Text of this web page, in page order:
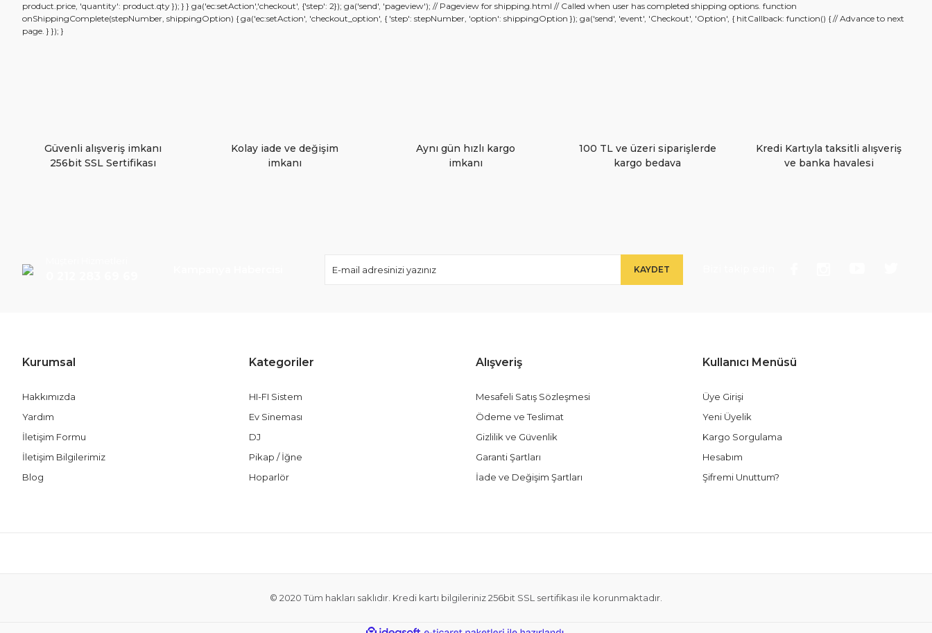
Ürün resmi kalitesiz, bozuk veya görüntülenemiyor.
Bu ürüne benzer farklı alternatifler olmalı.
product.price, 'quantity': product.qty }); } } ga('ec:setAction','checkout', {'step': 2}); ga('send', 'pageview'); // Pageview for shipping.html // Called when user has completed shipping options. function
onShippingComplete(stepNumber, shippingOption) { ga('ec:setAction', 'checkout_option', { 'step': stepNumber, 'option': shippingOption }); ga('send', 'event', 'Checkout', 'Option', { hitCallback: function() { // Advance to next
page. } }); }
Güvenli alışveriş imkanı
256bit SSL Sertifikası
Kolay iade ve değişim
imkanı
Aynı gün hızlı kargo
imkanı
100 TL ve üzeri siparişlerde
kargo bedava
Kredi Kartıyla taksitli alışveriş
ve banka havalesi
KAYDET
Kurumsal
Hakkımızda
Yardım
İletişim Formu
İletişim Bilgilerimiz
Blog
Kategoriler
HI-FI Sistem
Ev Sineması
DJ
Pikap / İğne
Hoparlör
Alışveriş
Mesafeli Satış Sözleşmesi
Ödeme ve Teslimat
Gizlilik ve Güvenlik
Garanti Şartları
İade ve Değişim Şartları
Kullanıcı Menüsü
Üye Girişi
Yeni Üyelik
Kargo Sorgulama
Hesabım
Şifremi Unuttum?
© 2020 Tüm hakları saklıdır. Kredi kartı bilgileriniz 256bit SSL sertifikası ile korunmaktadır.